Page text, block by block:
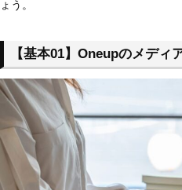
ょう。
【基本01】Oneupのメディ